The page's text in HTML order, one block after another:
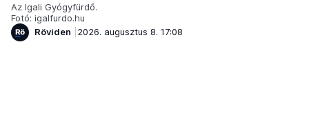
Az Igali Gyógyfürdő.
Fotó: igalfurdo.hu
Röviden
2026. augusztus 8. 17:08